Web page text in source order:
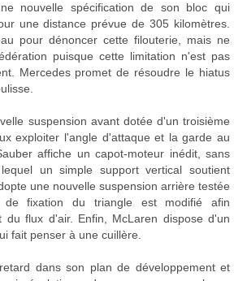
nouvelle spécification de son bloc qui
une distance prévue de 305 kilomètres.
pour dénoncer cette filouterie, mais ne
puisque cette limitation n'est pas
Mercedes promet de résoudre le hiatus
suspension avant dotée d'un troisième
exploiter l'angle d'attaque et la garde au
affiche un capot-moteur inédit, sans
un simple support vertical soutient
une nouvelle suspension arrière testée
fixation du triangle est modifié afin
du flux d'air. Enfin, McLaren dispose d'un
fait penser à une cuillère.
dans son plan de développement et